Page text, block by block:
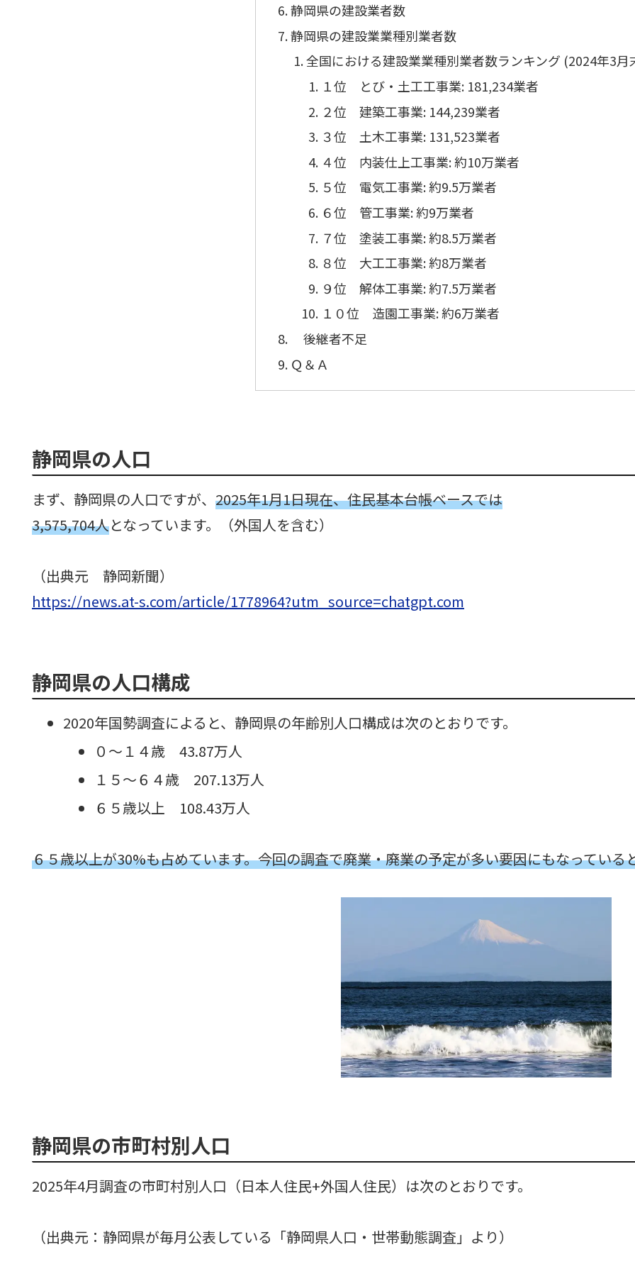
静岡県の建設業者数
静岡県の建設業業種別業者数
全国における建設業業種別業者数ランキング (2024年3月
１位 とび・土工工事業: 181,234業者
２位 建築工事業: 144,239業者
３位 土木工事業: 131,523業者
４位 内装仕上工事業: 約10万業者
５位 電気工事業: 約9.5万業者
６位 管工事業: 約9万業者
７位 塗装工事業: 約8.5万業者
８位 大工工事業: 約8万業者
９位 解体工事業: 約7.5万業者
１０位 造園工事業: 約6万業者
後継者不足
Ｑ＆Ａ
静岡県の人口
まず、静岡県の人口ですが、 2025年1月1日現在、住民基本台帳ベースでは
3,575,704人となっています。（外国人を含む）
（出典元 静岡新聞）
https://news.at-s.com/article/1778964?utm_source=chatgpt.com
静岡県の人口構成
2020年国勢調査によると、静岡県の年齢別人口構成は次のとおりです。
０～１４歳 43.87万人
１５～６４歳 207.13万人
６５歳以上 108.43万人
６５歳以上が30%も占めています。今回の調査で廃業・廃業の予定が多い要因にもなっている
静岡県の市町村別人口
2025年4月調査の市町村別人口（日本人住民+外国人住民）は次のとおりです。
（出典元：静岡県が毎月公表している「静岡県人口・世帯動態調査」より）